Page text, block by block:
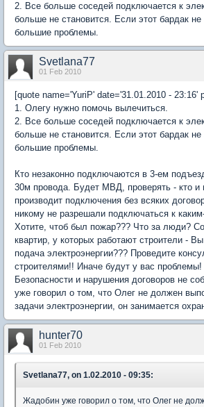
2. Все больше соседей подключается к
больше не становится. Если этот бардак не
большие проблемы.
Svetlana77
01 Feb 2010
[quote name='YuriP' date='31.01.2010 - 23:16'
1. Олегу нужно помочь вылечиться.
2. Все больше соседей подключается к
больше не становится. Если этот бардак не
большие проблемы.
Кто незаконно подключаются в 3-ем
30м провода. Будет МВД, проверять - кто и
производит подключения без всяких
никому не разрешали подключаться к
Хотите, чтоб был пожар??? Что за люди?
квартир, у которых работают строители -
подача электроэнергии??? Проведите
строителями!! Иначе будут у вас
Безопасности и нарушения договоров не
уже говорил о том, что Олег не должен
задачи электроэнергии, он занимается
hunter70
01 Feb 2010
Svetlana77, on 1.02.2010 - 09:35:
Жадобин уже говорил о том, что Олег не